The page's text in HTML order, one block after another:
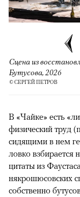
Сцена из
Бутусова, 2026
© СЕРГЕЙ ПЕТРОВ
В «Чайке» есть
физический труд
сидящими в нем
ловко взбирается
цитаты из
някрошюсовских
собственно